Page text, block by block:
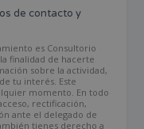
de contacto y
es Consultorio
finalidad de hacerte
sobre la actividad,
tu interés. Este
momento. En todo
rectificación,
ante el delegado de
tienes derecho a